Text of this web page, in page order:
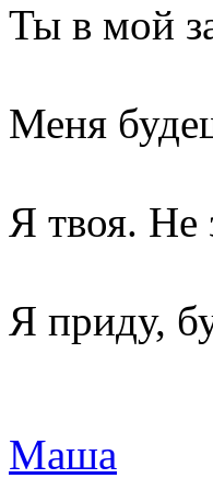
Ты в мой
Меня
Я твоя. Не
Я приду,
Маша